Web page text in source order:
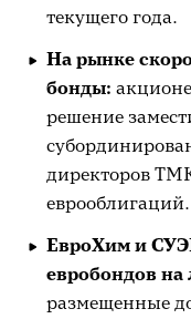
текущего года.
На рынке
бонды:
решение
директоров
ЕвроХим и
евробондов
размещенные